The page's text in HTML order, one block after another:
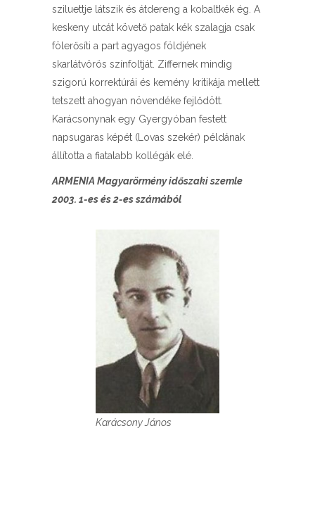
sziluettje látszik és átdereng a kobaltkék ég. A
keskeny utcát követő patak kék szalagja csak
fölerősíti a part agyagos földjének
skarlátvörös színfoltját. Ziffernek mindig
szigorú korrektúrái és kemény kritikája mellett
tetszett ahogyan növendéke fejlődött.
Karácsonynak egy Gyergyóban festett
napsugaras képét (Lovas szekér) példának
állította a fiatalabb kollégák elé.
ARMENIA Magyarörmény időszaki szemle
2003. 1-es és 2-es számából
Karácsony János